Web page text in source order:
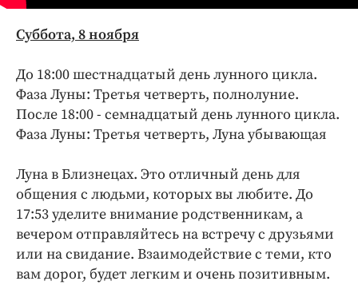
Бренд года
Работодатель года
Суббота, 8 ноября
До 18:00 шестнадцатый день лунного цикла.
Фаза Луны: Третья четверть, полнолуние.
После 18:00 - семнадцатый день лунного цикла.
Фаза Луны: Третья четверть, Луна убывающая
Луна в Близнецах. Это отличный день для
общения с людьми, которых вы любите. До
17:53 уделите внимание родственникам, а
вечером отправляйтесь на встречу с друзьями
или на свидание. Взаимодействие с теми, кто
вам дорог, будет легким и очень позитивным.